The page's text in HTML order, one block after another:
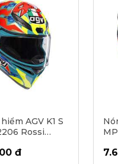
AGV K1 S
Rossi
đ